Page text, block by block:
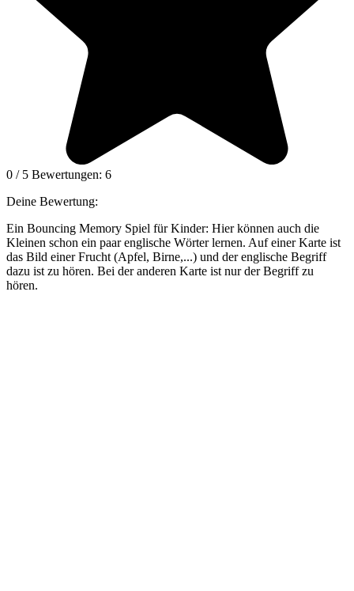
0 / 5 Bewertungen: 6
Deine Bewertung:
Ein Bouncing Memory Spiel für Kinder: Hier können auch die
Kleinen schon ein paar englische Wörter lernen. Auf einer Karte ist
das Bild einer Frucht (Apfel, Birne,...) und der englische Begriff
dazu ist zu hören. Bei der anderen Karte ist nur der Begriff zu
hören.